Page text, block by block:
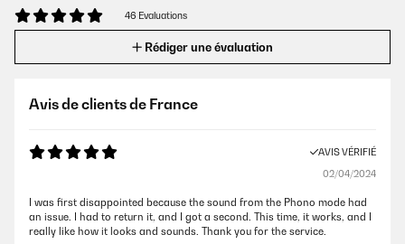
46 Evaluations
Rédiger une évaluation
Avis de clients de France
AVIS VÉRIFIÉ
02/04/2024
I was first disappointed because the sound from the Phono mode had
an issue. I had to return it, and I got a second. This time, it works, and I
really like how it looks and sounds. Thank you for the service.